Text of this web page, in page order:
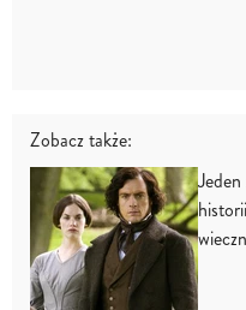
Zobacz także: